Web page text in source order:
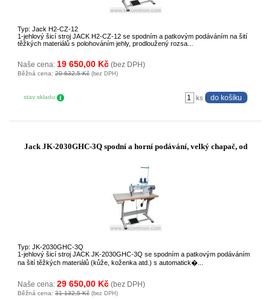
Typ: Jack H2-CZ-12
1-jehlový šicí stroj JACK H2-CZ-12 se spodním a patkovým podáváním na šití
těžkých materiálů s polohováním jehly, prodloužený rozsa...
Naše cena: 19 650,00 Kč (bez DPH)
Běžná cena: 20 632,5 Kč (bez DPH)
stav skladu ks
Jack JK-2030GHC-3Q spodní a horní podávání, velký chapač, od
Typ: JK-2030GHC-3Q
1-jehlový šicí stroj JACK JK-2030GHC-3Q se spodním a patkovým podáváním
na šití těžkých materiálů (kůže, koženka atd.) s automatick�...
Naše cena: 29 650,00 Kč (bez DPH)
Běžná cena: 31 132,5 Kč (bez DPH)